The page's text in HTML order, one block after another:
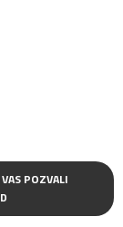
POZVALI